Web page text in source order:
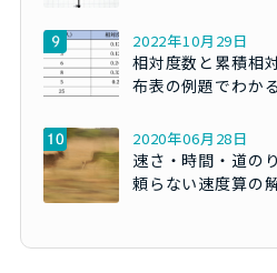
2022年10月29日
相対度数と累積相
布表の例題でわか
2020年06月28日
速さ・時間・道の
頼らない速度算の